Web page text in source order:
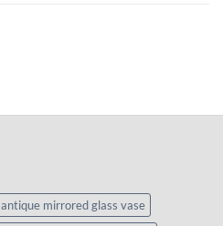
antique mirrored glass vase